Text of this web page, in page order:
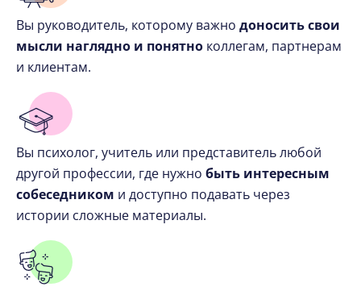
Вы руководитель, которому важно доносить свои
мысли наглядно и понятно коллегам, партнерам
и клиентам.
Вы психолог, учитель или представитель любой
другой профессии, где нужно быть интересным
собеседником и доступно подавать через
истории сложные материалы.